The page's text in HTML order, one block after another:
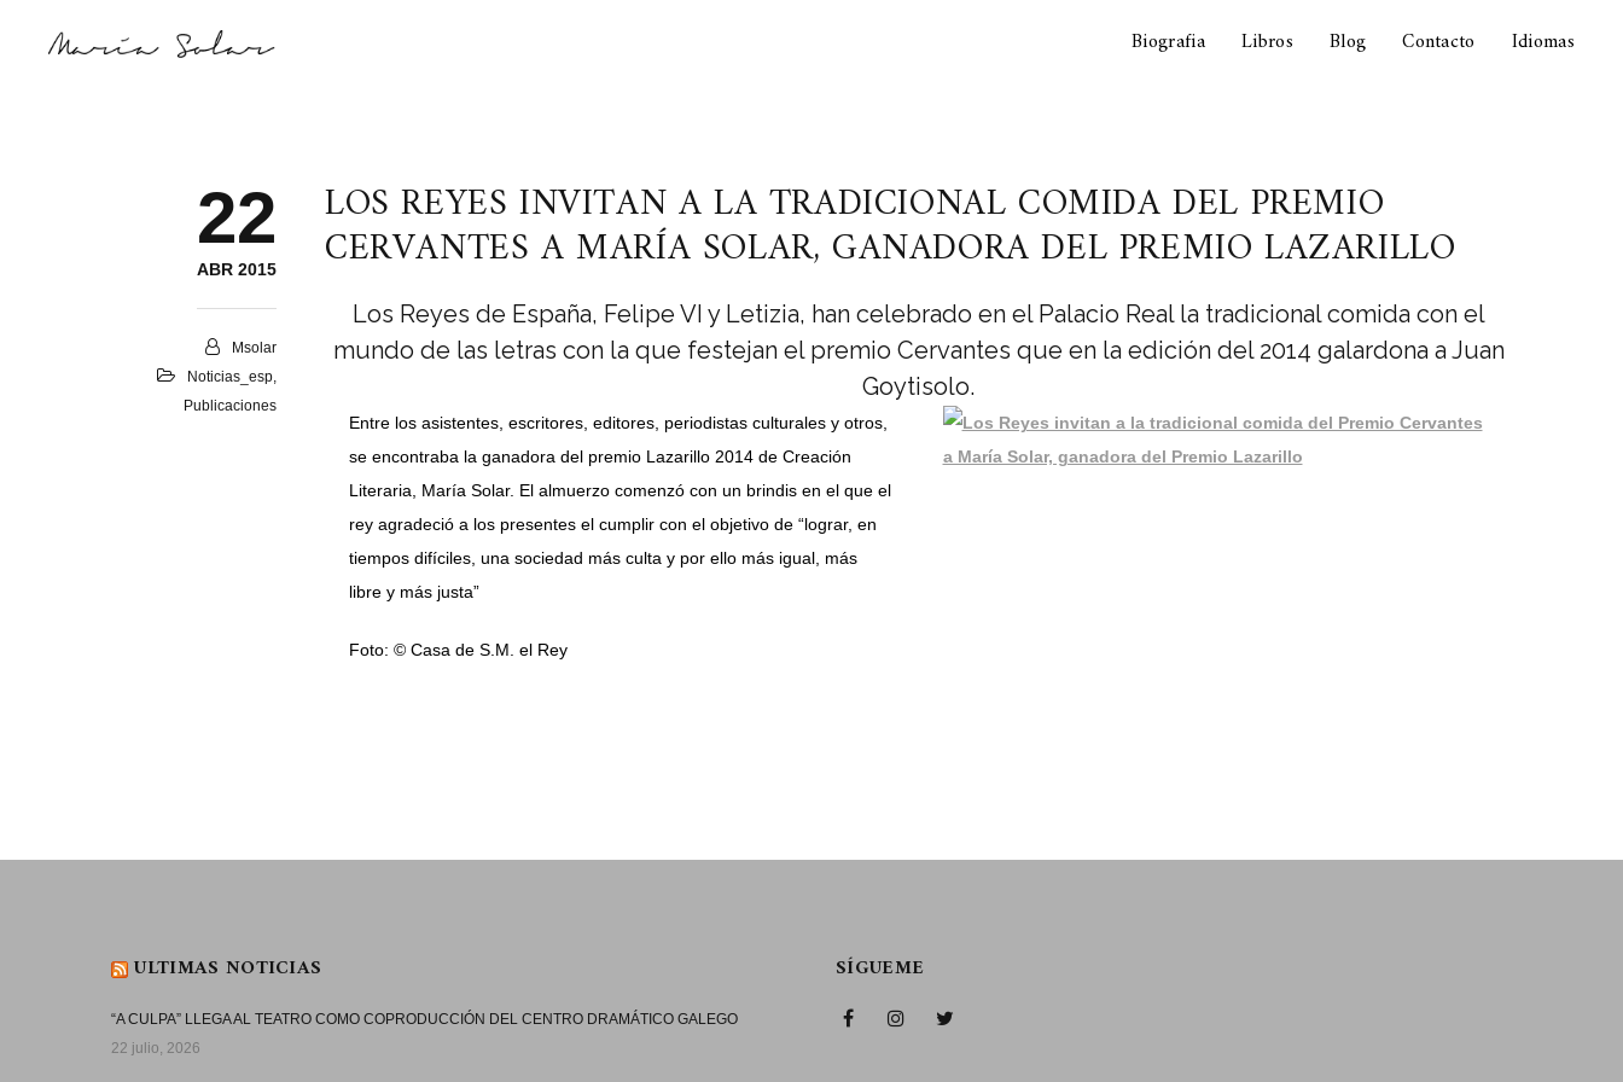
Biografia Libros Blog Contacto Idiomas
22
ABR 2015
Msolar
Noticias_esp,
Publicaciones
LOS REYES INVITAN A LA TRADICIONAL COMIDA DEL PREMIO
CERVANTES A MARÍA SOLAR, GANADORA DEL PREMIO LAZARILLO
Los Reyes de España, Felipe VI y Letizia, han celebrado en el Palacio Real la tradicional comida con el
mundo de las letras con la que festejan el premio Cervantes que en la edición del 2014 galardona a Juan
Goytisolo.
Entre los asistentes, escritores, editores, periodistas culturales y otros,
se encontraba la ganadora del premio Lazarillo 2014 de Creación
Literaria, María Solar. El almuerzo comenzó con un brindis en el que el
rey agradeció a los presentes el cumplir con el objetivo de “lograr, en
tiempos difíciles, una sociedad más culta y por ello más igual, más
libre y más justa”
Foto: © Casa de S.M. el Rey
ULTIMAS NOTICIAS
“A CULPA” LLEGA AL TEATRO COMO COPRODUCCIÓN DEL CENTRO DRAMÁTICO GALEGO
22 julio, 2026
SÍGUEME